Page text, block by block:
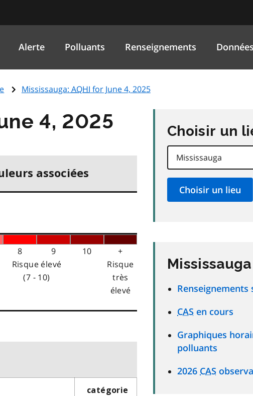
Alerte Polluants Renseignements Données
Mississauga: AQHI for June 4, 2025
4, 2025
associées
8 9 10
+
Risque élevé
(7 - 10)
Risque
très
élevé
catégorie
Choisir un
Mississauga
CAS en cours
Graphiques
polluants
2026 CAS